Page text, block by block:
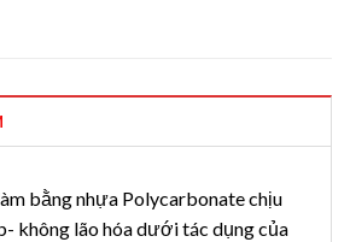
bằng nhựa Polycarbonate chịu
không lão hóa dưới tác dụng của